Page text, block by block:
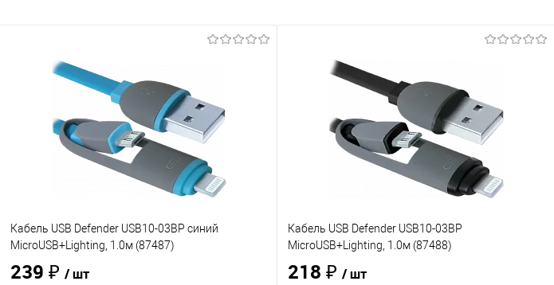
Кабель USB Defender USB10-03BP синий
MicroUSB+Lighting, 1.0м (87487)
239 ₽ / шт
Кабель USB Defender USB10-03BP
MicroUSB+Lighting, 1.0м (87488)
218 ₽ / шт